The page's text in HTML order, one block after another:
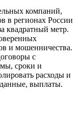
компаний,
в регионах России
квадратный метр.
и мошенничества.
с
сроки и
расходы и
выплаты.